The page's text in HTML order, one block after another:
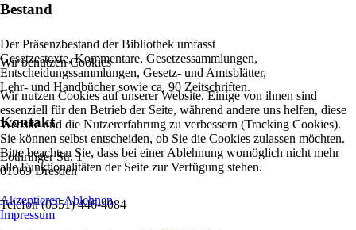
Bestand
Der Präsenzbestand der Bibliothek umfasst
Gesetzestexte, Kommentare, Gesetzessammlungen,
Entscheidungssammlungen, Gesetz- und Amtsblätter,
Lehr- und Handbücher sowie ca. 90 Zeitschriften.
Kontakt
Lothringer Str. 1
01069 Dresden
Telefon(0351)446-4084
Wir benutzen Cookies
Wir nutzen Cookies auf unserer Website. Einige von ihnen sind
essenziell für den Betrieb der Seite, während andere uns helfen, diese
Website und die Nutzererfahrung zu verbessern (Tracking Cookies).
Sie können selbst entscheiden, ob Sie die Cookies zulassen möchten.
Bitte beachten Sie, dass bei einer Ablehnung womöglich nicht mehr
alle Funktionalitäten der Seite zur Verfügung stehen.
Akzeptieren Ablehnen
Impressum